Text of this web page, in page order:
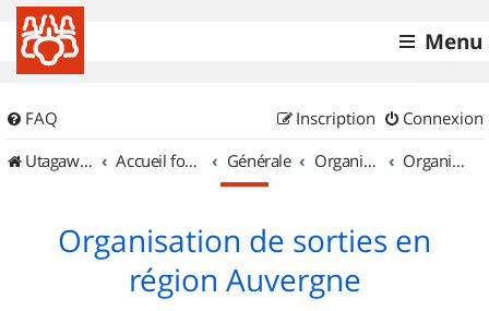
Menu
FAQ Connexion
Inscription
UtagawaVTT (Randos VTT et VTTAE avec traces GPS)
Accueil forum Générale Organisation de sorties & Recherche de partenaires Organisation de sorties en région Auvergne
Organisation de sorties en
région Auvergne